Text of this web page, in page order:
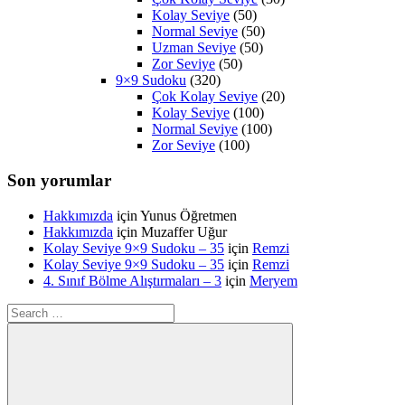
Kolay Seviye (50)
Normal Seviye (50)
Uzman Seviye (50)
Zor Seviye (50)
9×9 Sudoku (320)
Çok Kolay Seviye (20)
Kolay Seviye (100)
Normal Seviye (100)
Zor Seviye (100)
Son yorumlar
Hakkımızda için Yunus Öğretmen
Hakkımızda için Muzaffer Uğur
Kolay Seviye 9×9 Sudoku – 35 için Remzi
Kolay Seviye 9×9 Sudoku – 35 için Remzi
4. Sınıf Bölme Alıştırmaları – 3 için Meryem
Search
for: